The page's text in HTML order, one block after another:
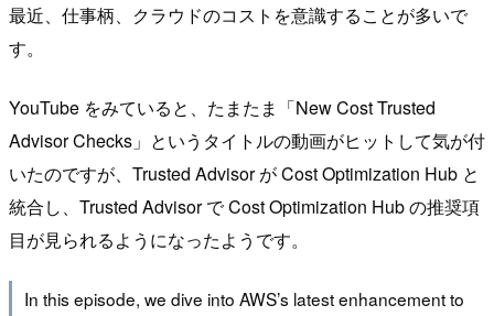
最近、仕事柄、クラウドのコストを意識することが多いで
す。
YouTube をみていると、たまたま「New Cost Trusted
Advisor Checks」というタイトルの動画がヒットして気が付
いたのですが、Trusted Advisor が Cost Optimization Hub と
統合し、Trusted Advisor で Cost Optimization Hub の推奨項
目が見られるようになったようです。
In this episode, we dive into AWS’s latest enhancement to